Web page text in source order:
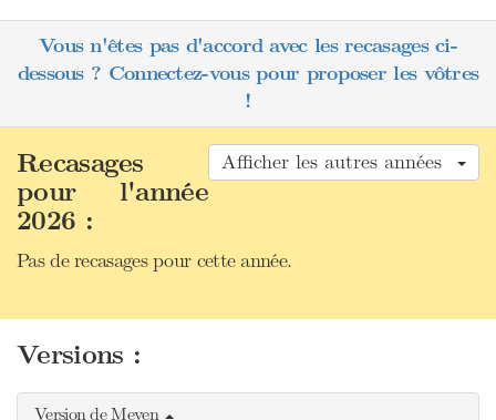
Vous n'êtes pas d'accord avec les recasages ci-
dessous ? Connectez-vous pour proposer les vôtres
!
Afficher les autres années
Recasages
pour l'année
2026 :
Pas de recasages pour cette année.
Versions :
Version de Meven